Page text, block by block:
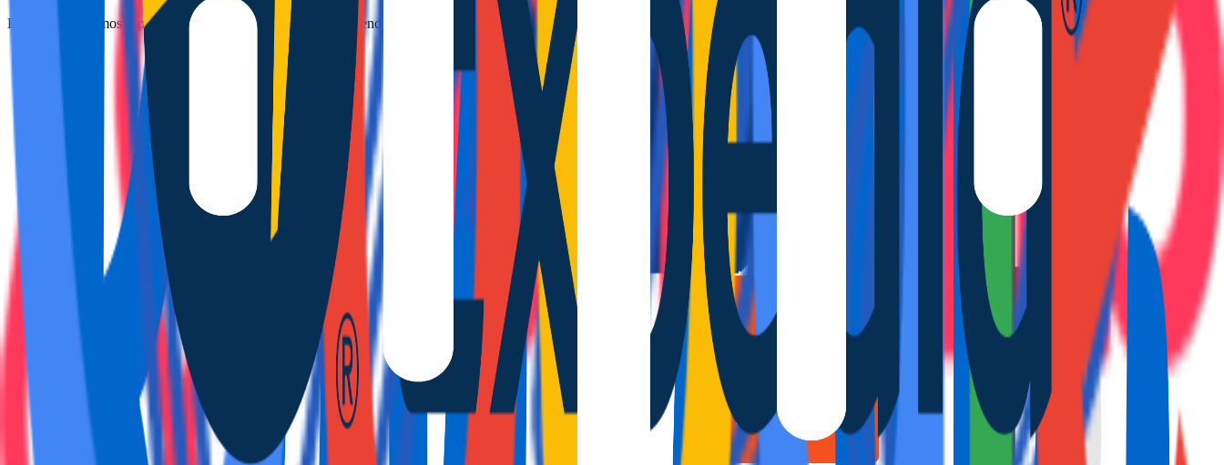
En DYGAV, somos especialistas en la gestión integral de viviendas vacacionales en Biescas. Nos encargamos de cada detalle, desde la obtención de la licencia turística .